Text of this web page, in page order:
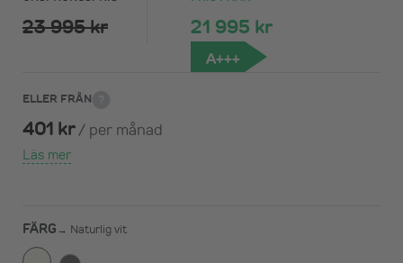
23 995 kr 21 995 kr
A+++
ELLER FRÅN
401 kr/ per månad
Läs mer
FÄRG→ Naturlig vit